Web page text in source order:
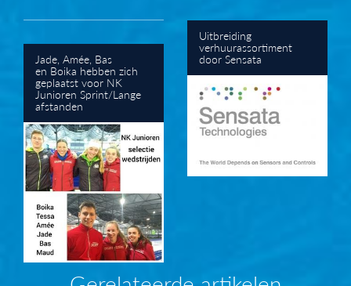
Jade, Amée, Bas
en Boika hebben zich
geplaatst voor NK
Junioren Sprint/Lange
afstanden
Uitbreiding
verhuurassortiment
door Sensata